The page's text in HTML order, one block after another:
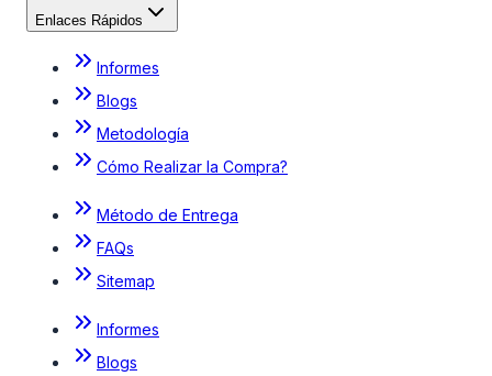
Enlaces Rápidos
Informes
Blogs
Metodología
Cómo Realizar la Compra?
Método de Entrega
FAQs
Sitemap
Informes
Blogs